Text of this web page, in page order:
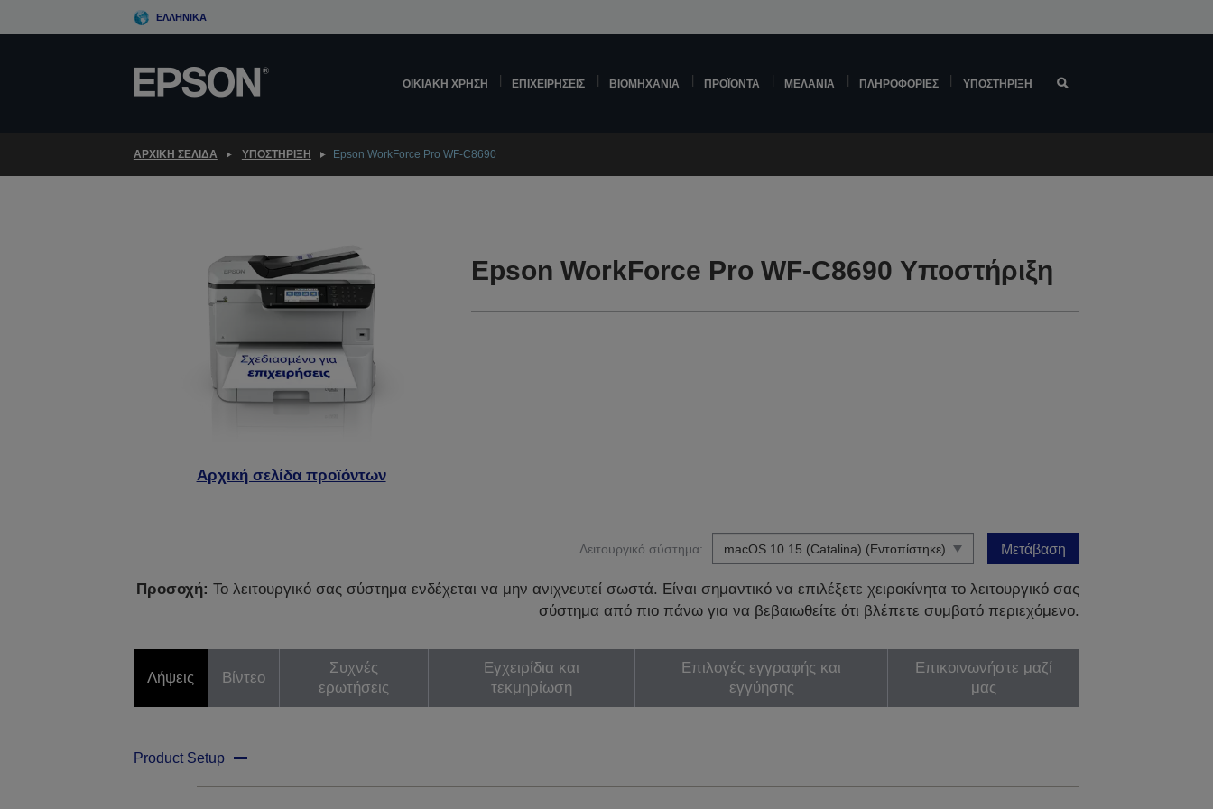
to
ΕΛΛΗΝΙΚΆ
ΟΙΚΙΑΚΉ ΧΡΉΣΗ ΕΠΙΧΕΙΡΉΣΕΙΣ ΒΙΟΜΗΧΑΝΊΑ ΠΡΟΪΌΝΤΑ ΜΕΛΆΝΙΑ ΠΛΗΡΟΦΟΡΊΕΣ ΥΠΟΣΤΉΡΙΞΗ
ΑΡΧΙΚΗ ΣΕΛΙΔΑ ΥΠΟΣΤΉΡΙΞΗ Epson WorkForce Pro WF-C8690
Αρχική σελίδα προϊόντων
Epson WorkForce Pro WF-C8690 Υποστήριξη
Λειτουργικό σύστημα: Μετάβαση
Προσοχή: Το λειτουργικό σας σύστημα ενδέχεται να μην ανιχνευτεί σωστά. Είναι σημαντικό να επιλέξετε χειροκίνητα το λειτουργικό σας
σύστημα από πιο πάνω για να βεβαιωθείτε ότι βλέπετε συμβατό περιεχόμενο.
Λήψεις Βίντεο
Συχνές
ερωτήσεις
Εγχειρίδια και
τεκμηρίωση
Επιλογές εγγραφής και
εγγύησης
Επικοινωνήστε μαζί
μας
Product Setup